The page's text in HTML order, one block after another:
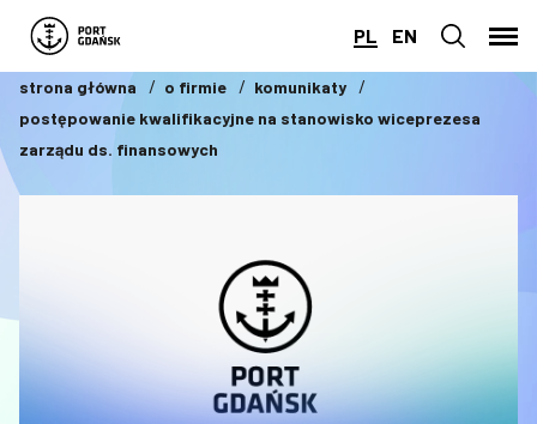
PL EN
strona główna o firmie
komunikaty
postępowanie kwalifikacyjne na stanowisko wiceprezesa
zarządu ds. finansowych